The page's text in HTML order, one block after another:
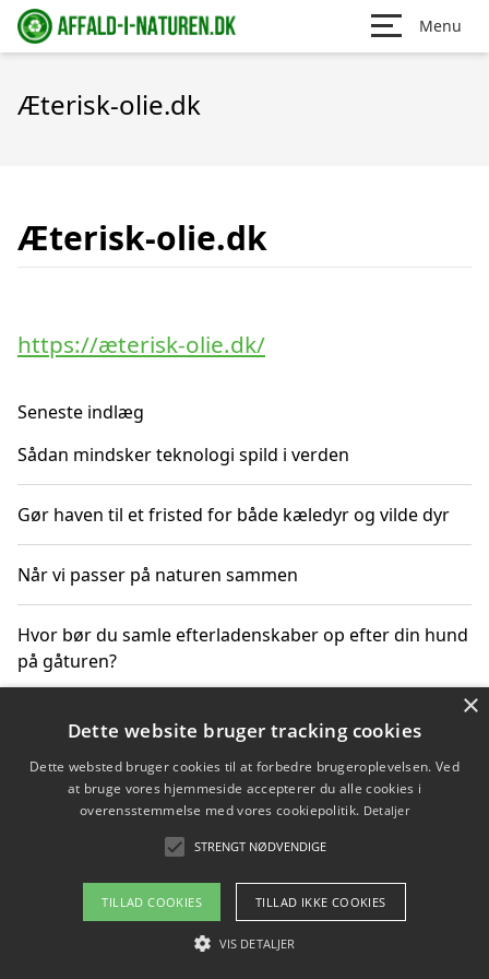
Menu
Æterisk-olie.dk
Æterisk-olie.dk
https://æterisk-olie.dk/
Seneste indlæg
Sådan mindsker teknologi spild i verden
Gør haven til et fristed for både kæledyr og vilde dyr
Når vi passer på naturen sammen
Hvor bør du samle efterladenskaber op efter din hund
på gåturen?
Sådan rydder du effektivt op efter et stort event
Copyright 2026 - Pilanto Aps
Om / kontakt
Blog Betingelser
×
Dette website bruger tracking cookies
Dette websted bruger cookies til at forbedre brugeroplevelsen. Ved
at bruge vores hjemmeside accepterer du alle cookies i
overensstemmelse med vores cookiepolitik. Detaljer
STRENGT NØDVENDIGE
TILLAD COOKIES TILLAD IKKE COOKIES
VIS DETALJER